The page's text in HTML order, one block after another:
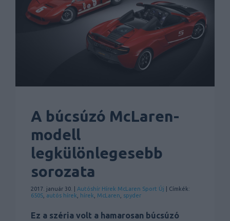
A búcsúzó McLaren-
modell
legkülönlegesebb
sorozata
2017. január 30. | Autóshír Hírek McLaren Sport Új | Címkék:
650S autós hírek hírek McLaren spyder
Ez a széria volt a hamarosan búcsúzó